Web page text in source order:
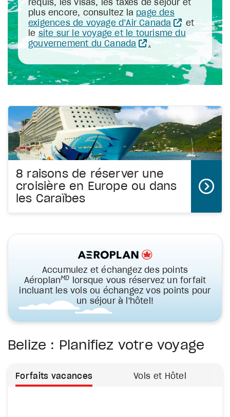
requis, les visas, les taxes de séjour et
plus encore, consultez la page des
exigences de voyage d’Air Canada
et
le site sur le voyage et le tourisme du
gouvernement du Canada
.
8 raisons de réserver une
croisière en Europe ou dans
les Caraïbes
Accumulez et échangez des points
AéroplanMD
lorsque vous réservez un forfait
incluant les vols ou échangez vos points pour
un séjour à l'hôtel!
Belize : Planifiez votre voyage
Forfaits vacances Vols et Hôtel